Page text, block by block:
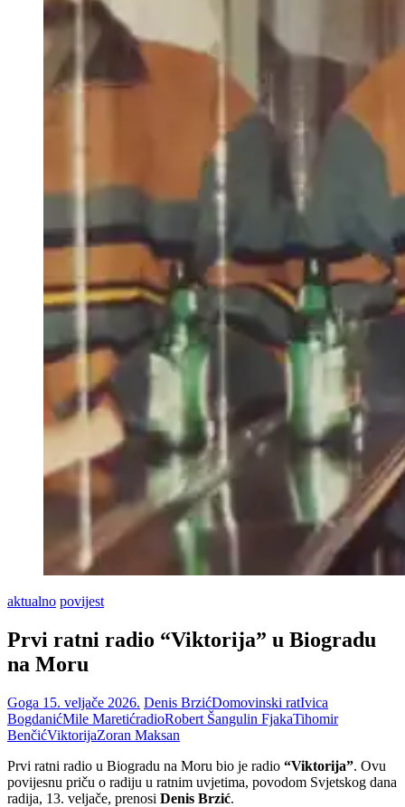
aktualno povijest
Prvi ratni radio “Viktorija” u Biogradu
na Moru
Goga 15. veljače 2026. Denis BrzićDomovinski ratIvica
BogdanićMile MaretićradioRobert Šangulin FjakaTihomir
BenčićViktorijaZoran Maksan
Prvi ratni radio u Biogradu na Moru bio je radio “Viktorija”. Ovu
povijesnu priču o radiju u ratnim uvjetima, povodom Svjetskog dana
radija, 13. veljače, prenosi Denis Brzić.